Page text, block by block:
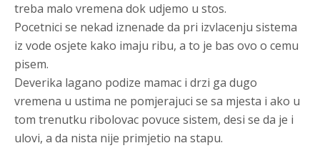
treba malo vremena dok udjemo u stos.
Pocetnici se nekad iznenade da pri izvlacenju sistema
iz vode osjete kako imaju ribu, a to je bas ovo o cemu
pisem.
Deverika lagano podize mamac i drzi ga dugo
vremena u ustima ne pomjerajuci se sa mjesta i ako u
tom trenutku ribolovac povuce sistem, desi se da je i
ulovi, a da nista nije primjetio na stapu.